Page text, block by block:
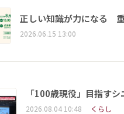
正しい知識が力になる
2026.06.15 13:00
「100歳現役」目指す
2026.08.04 10:48 くらし